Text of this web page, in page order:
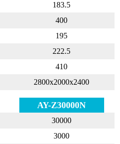
183.5
400
195
222.5
410
2800x2000x2400
AY-Z30000N
30000
3000